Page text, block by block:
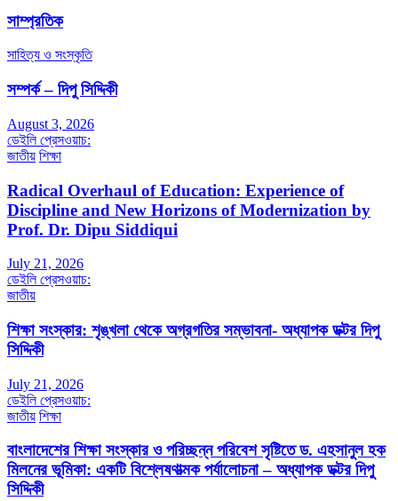
সাম্প্রতিক
সাহিত্য ও সংস্কৃতি
সম্পর্ক – দিপু সিদ্দিকী
August 3, 2026
ডেইলি প্রেসওয়াচ:
জাতীয় শিক্ষা
Radical Overhaul of Education: Experience of
Discipline and New Horizons of Modernization by
Prof. Dr. Dipu Siddiqui
July 21, 2026
ডেইলি প্রেসওয়াচ:
জাতীয়
শিক্ষা সংস্কার: শৃঙ্খলা থেকে অগ্রগতির সম্ভাবনা- অধ্যাপক ডক্টর দিপু
সিদ্দিকী
July 21, 2026
ডেইলি প্রেসওয়াচ:
জাতীয় শিক্ষা
বাংলাদেশের শিক্ষা সংস্কার ও পরিচ্ছন্ন পরিবেশ সৃষ্টিতে ড. এহসানুল হক
মিলনের ভূমিকা: একটি বিশ্লেষণাত্মক পর্যালোচনা – অধ্যাপক ডক্টর দিপু
সিদ্দিকী